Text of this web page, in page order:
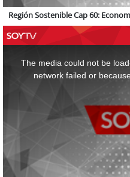
Región Sostenible Cap 60:
The media could not be
network failed or